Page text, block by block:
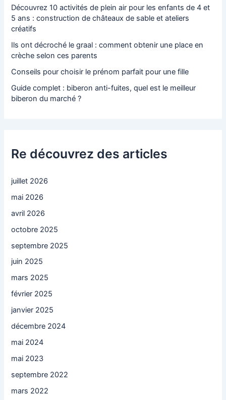
Découvrez 10 activités de plein air pour les enfants de 4 et
5 ans : construction de châteaux de sable et ateliers
créatifs
Ils ont décroché le graal : comment obtenir une place en
crèche selon ces parents
Conseils pour choisir le prénom parfait pour une fille
Guide complet : biberon anti-fuites, quel est le meilleur
biberon du marché ?
Re découvrez des articles
juillet 2026
mai 2026
avril 2026
octobre 2025
septembre 2025
juin 2025
mars 2025
février 2025
janvier 2025
décembre 2024
mai 2024
mai 2023
septembre 2022
mars 2022